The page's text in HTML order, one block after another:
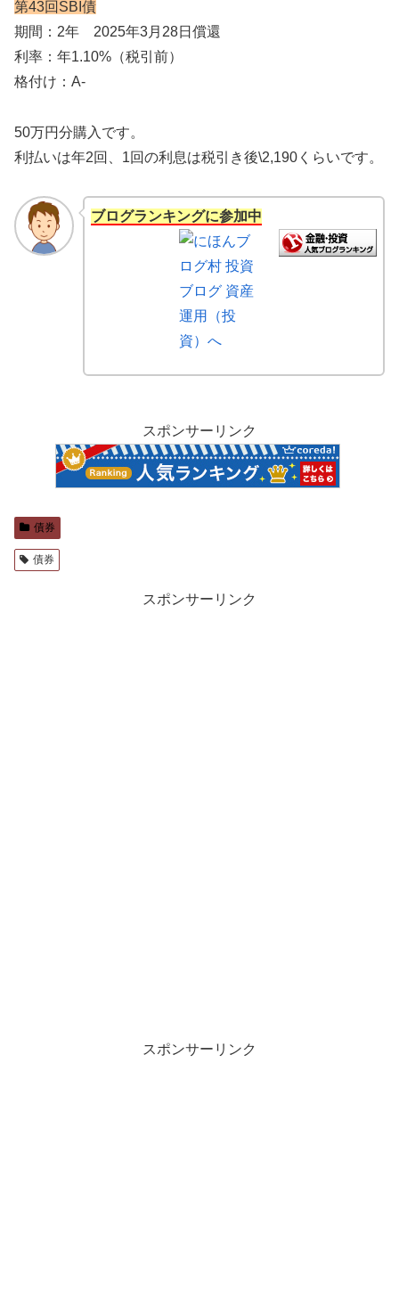
第43回SBI債
期間：2年 2025年3月28日償還
利率：年1.10%（税引前）
格付け：A-
50万円分購入です。
利払いは年2回、1回の利息は税引き後\2,190くらいです。
ブログランキングに参加中
スポンサーリンク
債券
債券
スポンサーリンク
スポンサーリンク